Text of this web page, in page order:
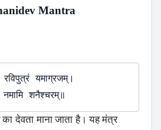
Mantra
यमाग्रजम्।
देवता माना जाता है। यह मंत्र